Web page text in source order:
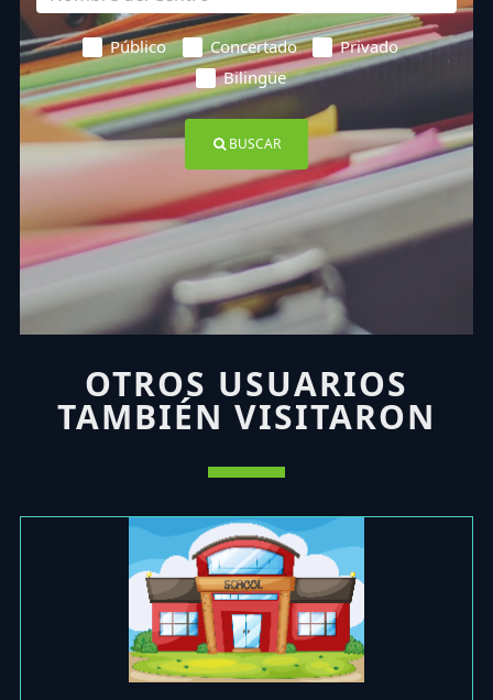
Público Concertado
Privado
Bilingüe
BUSCAR
OTROS USUARIOS
TAMBIÉN VISITARON